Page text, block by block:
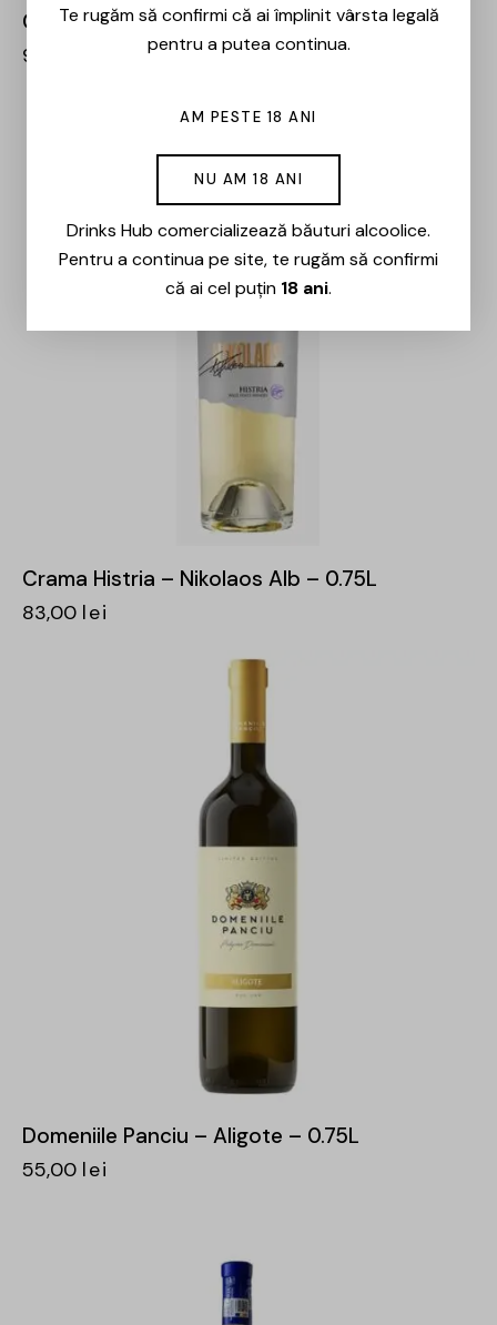
Crama Histria – Ammos Rosu – 0.75L
99,00
Crama Histria – Nikolaos Alb – 0.75L
83,00 lei
Domeniile Panciu – Aligote – 0.75L
55,00 lei
Te rugăm să confirmi că ai împlinit vârsta legală
pentru a putea continua.
AM PESTE 18 ANI
NU AM 18 ANI
Drinks Hub comercializează băuturi alcoolice.
Pentru a continua pe site, te rugăm să confirmi
că ai cel puțin 18 ani.